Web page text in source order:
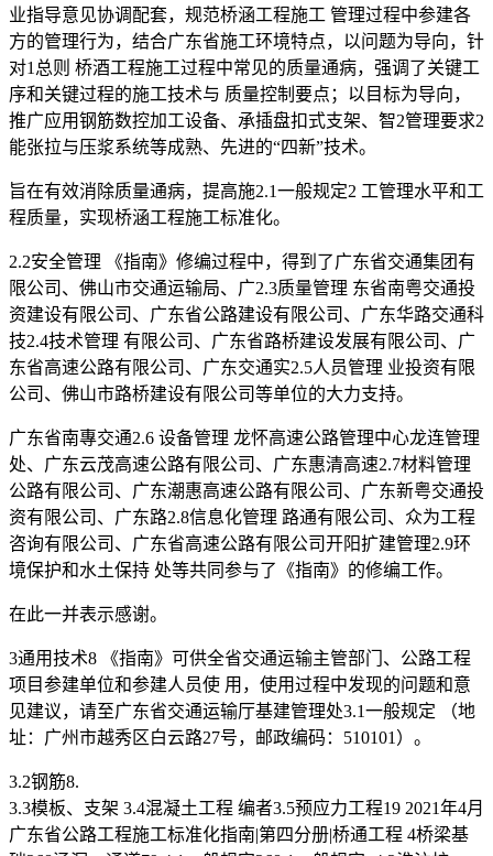
业指导意见协调配套，规范桥涵工程施工 管理过程中参建各
方的管理行为，结合广东省施工环境特点，以问题为导向，针
对1总则 桥酒工程施工过程中常见的质量通病，强调了关键工
序和关键过程的施工技术与 质量控制要点；以目标为导向，
推广应用钢筋数控加工设备、承插盘扣式支架、智2管理要求2
能张拉与压浆系统等成熟、先进的“四新”技术。
旨在有效消除质量通病，提高施2.1一般规定2 工管理水平和工
程质量，实现桥涵工程施工标准化。
2.2安全管理 《指南》修编过程中，得到了广东省交通集团有
限公司、佛山市交通运输局、广2.3质量管理 东省南粤交通投
资建设有限公司、广东省公路建设有限公司、广东华路交通科
技2.4技术管理 有限公司、广东省路桥建设发展有限公司、广
东省高速公路有限公司、广东交通实2.5人员管理 业投资有限
公司、佛山市路桥建设有限公司等单位的大力支持。
广东省南專交通2.6 设备管理 龙怀高速公路管理中心龙连管理
处、广东云茂高速公路有限公司、广东惠清高速2.7材料管理
公路有限公司、广东潮惠高速公路有限公司、广东新粤交通投
资有限公司、广东路2.8信息化管理 路通有限公司、众为工程
咨询有限公司、广东省高速公路有限公司开阳扩建管理2.9环
境保护和水土保持 处等共同参与了《指南》的修编工作。
在此一并表示感谢。
3通用技术8 《指南》可供全省交通运输主管部门、公路工程
项目参建单位和参建人员使 用，使用过程中发现的问题和意
见建议，请至广东省交通运输厅基建管理处3.1一般规定 （地
址：广州市越秀区白云路27号，邮政编码：510101）。
3.2钢筋8.
3.3模板、支架 3.4混凝土工程 编者3.5预应力工程19 2021年4月
广东省公路工程施工标准化指南|第四分册|桥通工程 4桥梁基